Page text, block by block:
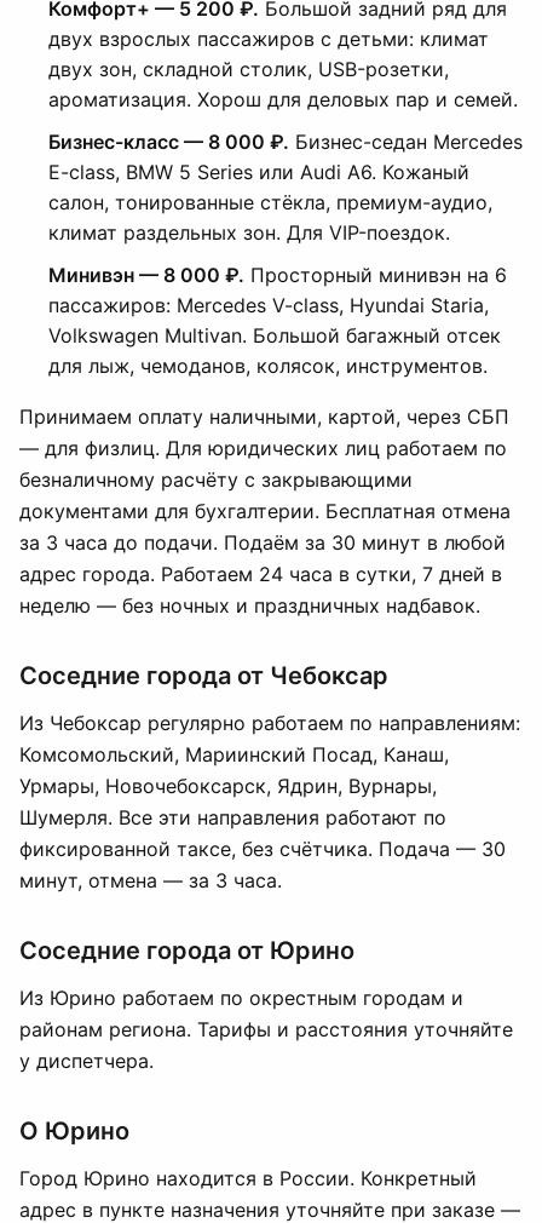
Комфорт+ — 5 200 ₽. Большой задний ряд для
двух взрослых пассажиров с детьми: климат
двух зон, складной столик, USB-розетки,
ароматизация. Хорош для деловых пар и семей.
Бизнес-класс — 8 000 ₽. Бизнес-седан Mercedes
E-class, BMW 5 Series или Audi A6. Кожаный
салон, тонированные стёкла, премиум-аудио,
климат раздельных зон. Для VIP-поездок.
Минивэн — 8 000 ₽. Просторный минивэн на 6
пассажиров: Mercedes V-class, Hyundai Staria,
Volkswagen Multivan. Большой багажный отсек
для лыж, чемоданов, колясок, инструментов.
Принимаем оплату наличными, картой, через СБП
— для физлиц. Для юридических лиц работаем по
безналичному расчёту с закрывающими
документами для бухгалтерии. Бесплатная отмена
за 3 часа до подачи. Подаём за 30 минут в любой
адрес города. Работаем 24 часа в сутки, 7 дней в
неделю — без ночных и праздничных надбавок.
Соседние города от Чебоксар
Из Чебоксар регулярно работаем по направлениям:
Комсомольский, Мариинский Посад, Канаш,
Урмары, Новочебоксарск, Ядрин, Вурнары,
Шумерля. Все эти направления работают по
фиксированной таксе, без счётчика. Подача — 30
минут, отмена — за 3 часа.
Соседние города от Юрино
Из Юрино работаем по окрестным городам и
районам региона. Тарифы и расстояния уточняйте
у диспетчера.
О Юрино
Город Юрино находится в России. Конкретный
адрес в пункте назначения уточняйте при заказе —